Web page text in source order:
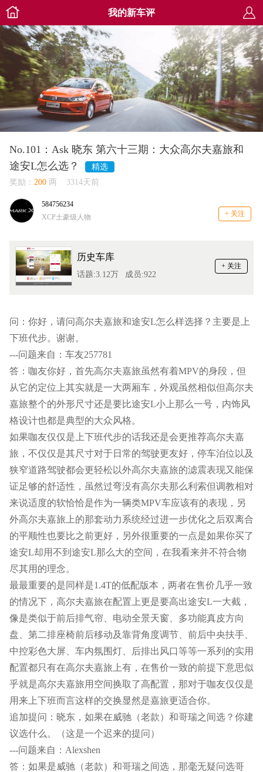
我的新车评
No.101：Ask 晓东 第六十三期：大众高尔夫嘉旅和
途安L怎么选？
精选
奖励 ： 200 两 3314天前
584756234
XCP土豪级人物
+ 关注
历史车库
话题:3.12万 成员:922
+ 关注
问：你好，请问高尔夫嘉旅和途安L怎么样选择？主要是上
下班代步。谢谢。
---问题来自：车友257781
答：咖友你好，首先高尔夫嘉旅虽然有着MPV的身段，但
从它的定位上其实就是一大两厢车，外观虽然相似但高尔夫
嘉旅整个的外形尺寸还是要比途安L小上那么一号，内饰风
格设计也都是典型的大众风格。
如果咖友仅仅是上下班代步的话我还是会更推荐高尔夫嘉
旅，不仅仅是其尺寸对于日常的驾驶更友好，停车泊位以及
狭窄道路驾驶都会更轻松以外高尔夫嘉旅的滤震表现又能保
证足够的舒适性，虽然过弯没有高尔夫那么利索但调教相对
来说适度的软恰恰是作为一辆类MPV车应该有的表现，另
外高尔夫嘉旅上的那套动力系统经过进一步优化之后双离合
的平顺性也要比之前更好，另外很重要的一点是如果你买了
途安L却用不到途安L那么大的空间，在我看来并不符合物
尽其用的理念。
最最重要的是同样是1.4T的低配版本，两者在售价几乎一致
的情况下，高尔夫嘉旅在配置上更是要高出途安L一大截，
像是类似于前后排气帘、电动全景天窗、多功能真皮方向
盘、第二排座椅前后移动及靠背角度调节、前后中央扶手、
中控彩色大屏、车内氛围灯、后排出风口等等一系列的实用
配置都只有在高尔夫嘉旅上有，在售价一致的前提下意思似
乎就是高尔夫嘉旅用空间换取了高配置，那对于咖友仅仅是
用来上下班而言这样的交换显然是嘉旅更适合你。
追加提问：晓东，如果在威驰（老款）和哥瑞之间选？你建
议选什么。（这是一个迟来的提问）
---问题来自：Alexshen
答：如果是威驰（老款）和哥瑞之间选，那毫无疑问选哥